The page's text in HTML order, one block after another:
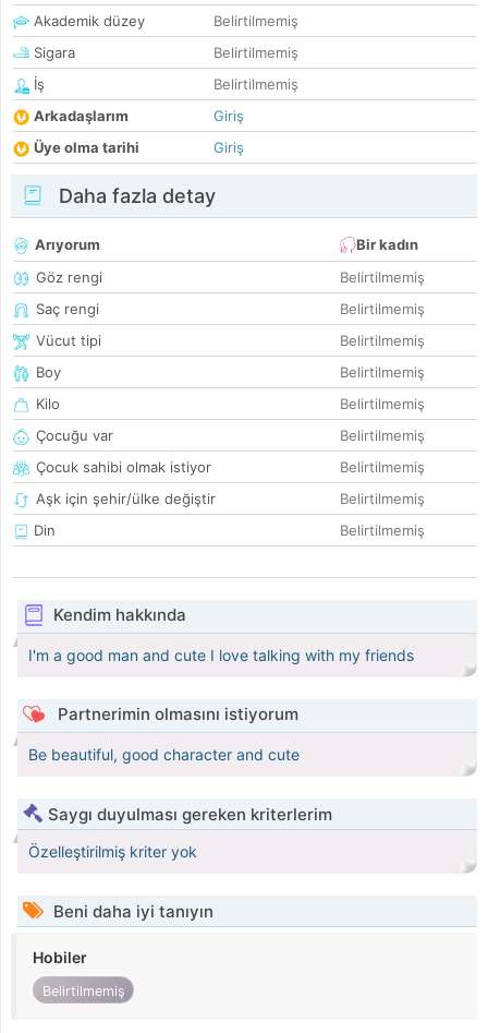
Akademik düzey
Belirtilmemiş
Sigara
Belirtilmemiş
İş
Belirtilmemiş
Arkadaşlarım
Giriş
Üye olma tarihi
Giriş
Daha fazla detay
Arıyorum
Bir kadın
Göz rengi
Belirtilmemiş
Saç rengi
Belirtilmemiş
Vücut tipi
Belirtilmemiş
Boy
Belirtilmemiş
Kilo
Belirtilmemiş
Çocuğu var
Belirtilmemiş
Çocuk sahibi olmak istiyor
Belirtilmemiş
Aşk için şehir/ülke değiştir
Belirtilmemiş
Din
Belirtilmemiş
Kendim hakkında
I'm a good man and cute I love talking with my friends
Partnerimin olmasını istiyorum
Be beautiful, good character and cute
Saygı duyulması gereken kriterlerim
Özelleştirilmiş kriter yok
Beni daha iyi tanıyın
Hobiler
Belirtilmemiş